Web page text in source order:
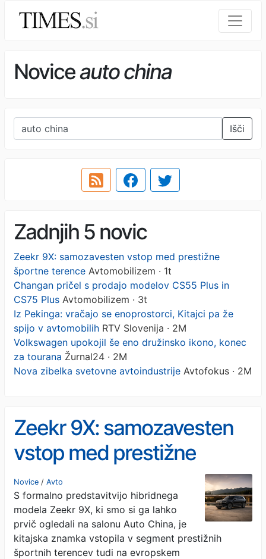
Noviceauto china
Išči
Zadnjih 5 novic
Zeekr 9X: samozavesten vstop med prestižne
športne terence Avtomobilizem · 1t
Changan pričel s prodajo modelov CS55 Plus in
CS75 Plus Avtomobilizem · 3t
Iz Pekinga: vračajo se enoprostorci, Kitajci pa že
spijo v avtomobilih RTV Slovenija · 2M
Volkswagen upokojil še eno družinsko ikono, konec
za tourana Žurnal24 · 2M
Nova zibelka svetovne avtoindustrije Avtofokus · 2M
Zeekr 9X: samozavesten
vstop med prestižne
športne terence
Novice / Avto
S formalno predstavitvijo hibridnega
modela Zeekr 9X, ki smo si ga lahko
prvič ogledali na salonu Auto China, je
kitajska znamka vstopila v segment prestižnih
športnih terencev tudi na evropskem